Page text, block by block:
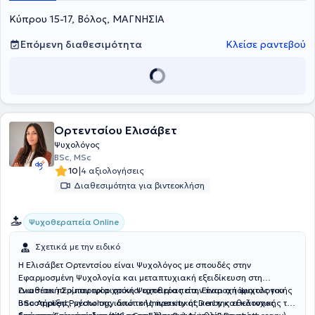
στη διαχείριση πένθους και στην κλινική ψυχολογία. Τέλος, η κ.
Ένωσης Δραματοθεραπευτών - Παιγνιοθεραπευτών.
Κύπρου 15-17, Βόλος, ΜΑΓΝΗΣΙΑ
Επόμενη διαθεσιμότητα
Κλείσε ραντεβού
Ορτεντσίου Ελισάβετ
Ψυχολόγος
BSc, MSc
10|4 αξιολογήσεις
Διαθεσιμότητα για βιντεοκλήση
Ψυχοθεραπεία Online
Σχετικά με την ειδικό
Η Ελισάβετ Ορτεντσίου είναι Ψυχολόγος με σπουδές στην
Εφαρμοσμένη Ψυχολογία και μεταπτυχιακή εξειδίκευση στη
Γνωσιακή Συμπεριφοριστική Ψυχοθεραπεία. Είναι απόφοιτος του
BSc Applied Psychology από το University of Derby και κάτοχος
Διαθέτει περίπου τρία χρόνια εμπειρίας στην παροχή ψυχολογικής
υποστήριξης, μέσω της ιδιωτικής πρακτικής και της εθελοντικής της